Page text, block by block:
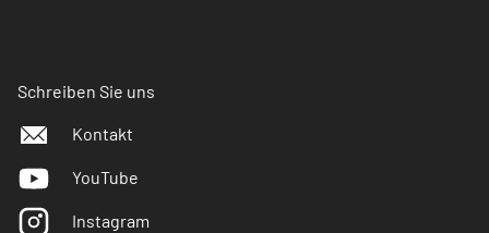
Schreiben Sie uns
Kontakt
YouTube
Instagram